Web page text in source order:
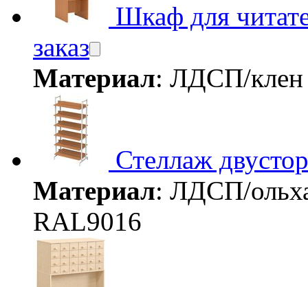
Шкаф для
заказ
Материал: ЛДСП/
Стеллаж
Материал: ЛДСП/
RAL9016